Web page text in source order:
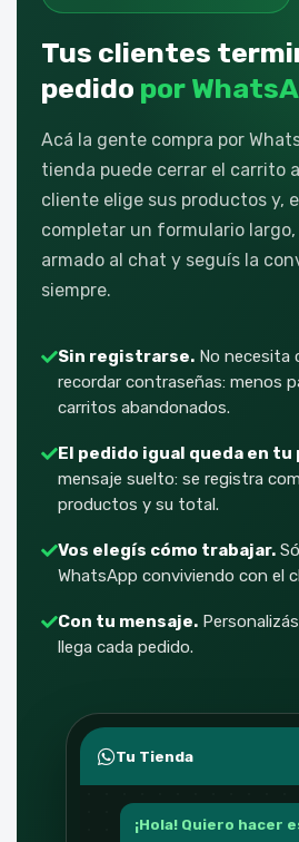
Tus clientes
pedido por
Acá la gente compra por
tienda puede cerrar el carrito
cliente elige sus productos y,
completar un formulario
armado al chat y seguís la
siempre.
Sin registrarse. No necesita
recordar contraseñas: menos
carritos abandonados.
El pedido igual queda en tu
mensaje suelto: se registra
productos y su total.
Vos elegís cómo trabajar.
WhatsApp conviviendo con el
Con tu mensaje.
llega cada pedido.
Tu Tienda
¡Hola! Quiero hacer